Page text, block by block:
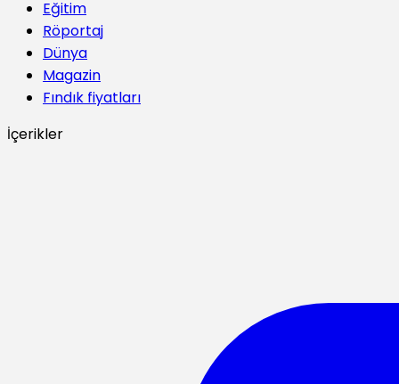
Eğitim
Röportaj
Dünya
Magazin
Fındık fiyatları
İçerikler